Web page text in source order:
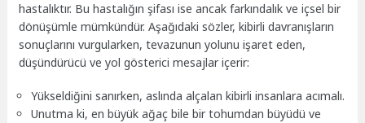
hastalıktır. Bu hastalığın şifası ise ancak farkındalık ve içsel bir
dönüşümle mümkündür. Aşağıdaki sözler, kibirli davranışların
sonuçlarını vurgularken, tevazunun yolunu işaret eden,
düşündürücü ve yol gösterici mesajlar içerir:
Yükseldiğini sanırken, aslında alçalan kibirli insanlara acımalı.
Unutma ki, en büyük ağaç bile bir tohumdan büyüdü ve